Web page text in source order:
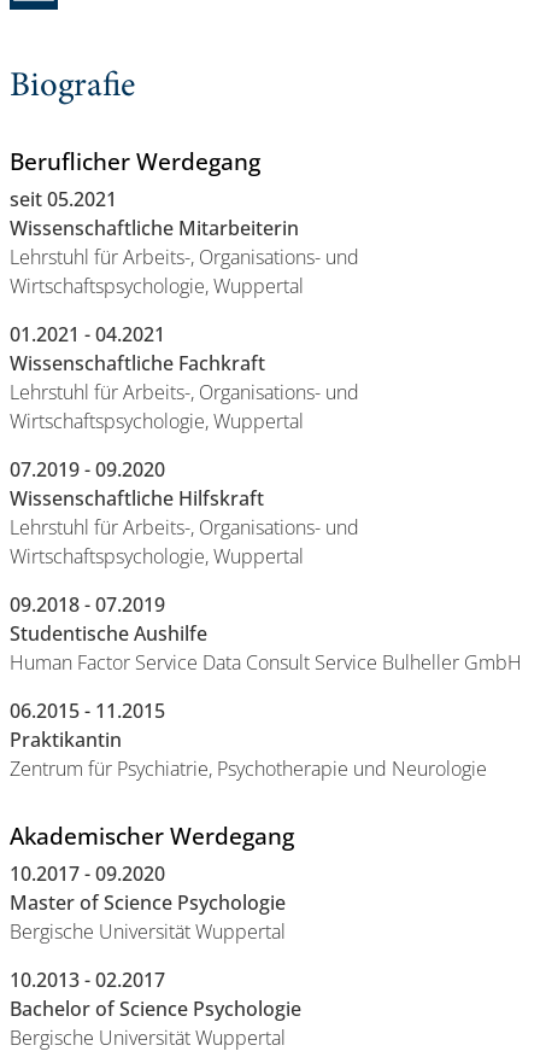
Biografie
Beruflicher Werdegang
seit 05.2021
Wissenschaftliche Mitarbeiterin
Lehrstuhl für Arbeits-, Organisations- und
Wirtschaftspsychologie, Wuppertal
01.2021 - 04.2021
Wissenschaftliche Fachkraft
Lehrstuhl für Arbeits-, Organisations- und
Wirtschaftspsychologie, Wuppertal
07.2019 - 09.2020
Wissenschaftliche Hilfskraft
Lehrstuhl für Arbeits-, Organisations- und
Wirtschaftspsychologie, Wuppertal
09.2018 - 07.2019
Studentische Aushilfe
Human Factor Service Data Consult Service Bulheller GmbH
06.2015 - 11.2015
Praktikantin
Zentrum für Psychiatrie, Psychotherapie und Neurologie
Akademischer Werdegang
10.2017 - 09.2020
Master of Science Psychologie
Bergische Universität Wuppertal
10.2013 - 02.2017
Bachelor of Science Psychologie
Bergische Universität Wuppertal